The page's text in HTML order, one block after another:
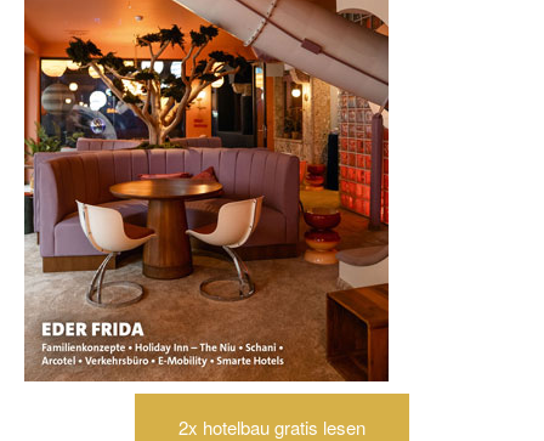
2x hotelbau gratis lesen